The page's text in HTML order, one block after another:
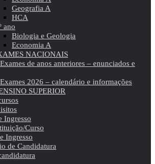
Geografia A
HCA
ano
Biologia e Geologia
Economia A
NACIONAIS
de anos anteriores – enunciados e
2026 – calendário e informações
SUPERIOR
Ingresso
Curso
Ingresso
de Candidatura